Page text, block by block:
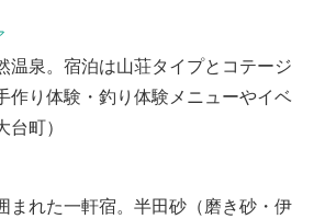
温泉。宿泊は山荘タイプとコテージ
作り体験・釣り体験メニューやイベ
町）
まれた一軒宿。半田砂（磨き砂・伊